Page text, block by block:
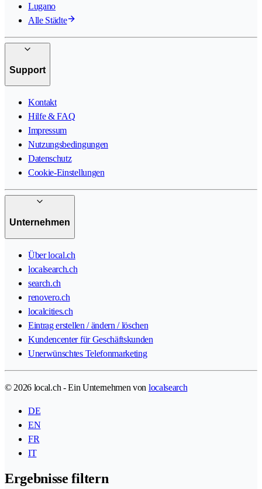
Lugano
Alle Städte
Support
Kontakt
Hilfe & FAQ
Impressum
Nutzungsbedingungen
Datenschutz
Cookie-Einstellungen
Unternehmen
Über local.ch
localsearch.ch
search.ch
renovero.ch
localcities.ch
Eintrag erstellen / ändern / löschen
Kundencenter für Geschäftskunden
Unerwünschtes Telefonmarketing
© 2026 local.ch - Ein Unternehmen von localsearch
DE
EN
FR
IT
Ergebnisse filtern